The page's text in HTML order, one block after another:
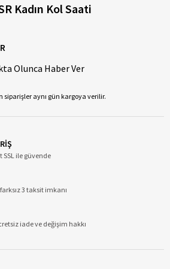
Kadın Kol Saati
Olunca Haber Ver
siparişler aynı gün kargoya verilir.
SSL ile güvende
3 taksit imkanı
iade ve değişim hakkı